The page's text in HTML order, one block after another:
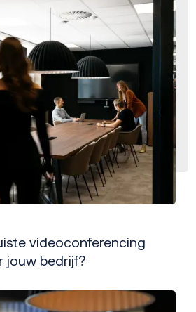
videoconferencing
jouw bedrijf?